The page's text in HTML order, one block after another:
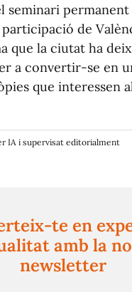
seminari permanent
participació de
que la ciutat ha
a convertir-se en
que interessen
IA i supervisat editorialment
te en
amb la
newsletter